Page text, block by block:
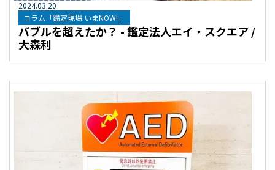
2024.03.20
コラム「鑑定現場 いまNOW!」
バブルを超えたか？ - 鑑定法人エイ・スクエア /
大森利